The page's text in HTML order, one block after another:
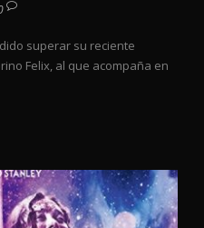
superar su reciente
Felix, al que acompaña en